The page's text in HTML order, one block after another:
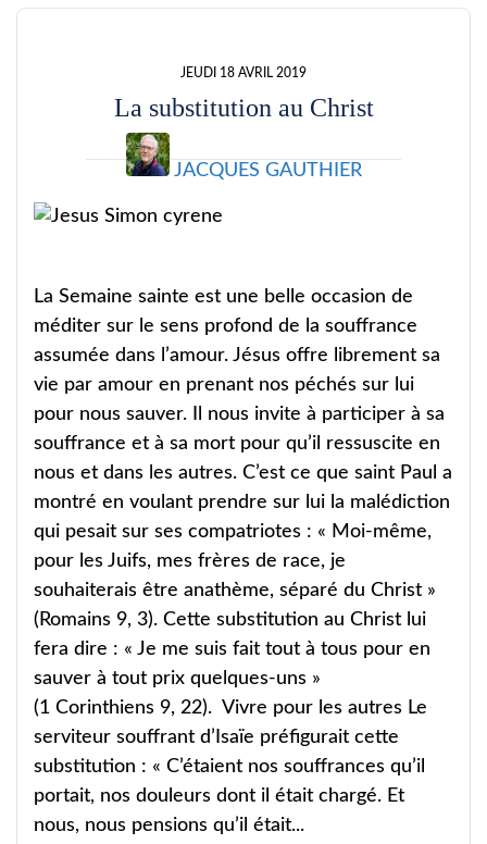
JEUDI 18 AVRIL 2019
La substitution au Christ
JACQUES GAUTHIER
La Semaine sainte est une belle occasion de
méditer sur le sens profond de la souffrance
assumée dans l’amour. Jésus offre librement sa
vie par amour en prenant nos péchés sur lui
pour nous sauver. Il nous invite à participer à sa
souffrance et à sa mort pour qu’il ressuscite en
nous et dans les autres. C’est ce que saint Paul a
montré en voulant prendre sur lui la malédiction
qui pesait sur ses compatriotes : « Moi-même,
pour les Juifs, mes frères de race, je
souhaiterais être anathème, séparé du Christ »
(Romains 9, 3). Cette substitution au Christ lui
fera dire : « Je me suis fait tout à tous pour en
sauver à tout prix quelques-uns »
(1 Corinthiens 9, 22). Vivre pour les autres Le
serviteur souffrant d’Isaïe préfigurait cette
substitution : « C’étaient nos souffrances qu’il
portait, nos douleurs dont il était chargé. Et
nous, nous pensions qu’il était...